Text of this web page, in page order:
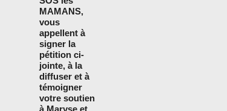
MAMANS,
vous
appellent à
signer la
pétition ci-
jointe, à la
diffuser et à
témoigner
votre soutien
à Maryse et